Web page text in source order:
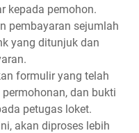
kepada pemohon.
pembayaran sejumlah
yang ditunjuk dan
formulir yang telah
dan bukti
petugas loket.
akan diproses lebih